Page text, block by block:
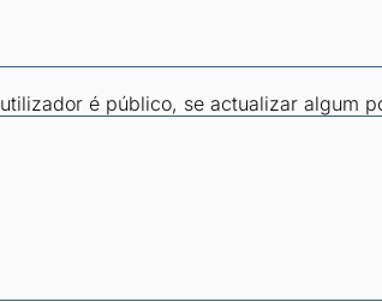
é público, se actualizar algum